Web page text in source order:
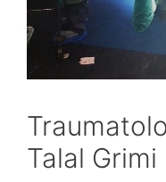
Talal Grimi